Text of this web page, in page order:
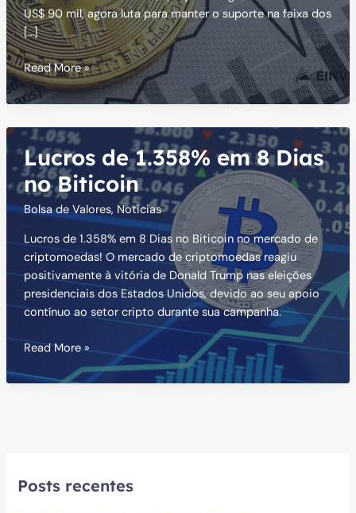
US$ 90 mil, agora luta para manter o suporte na faixa dos
[…]
Bitcoin
em
queda:
temem
nova
onda
de
vendas
Read More »
Lucros de 1.358% em 8 Dias
no Biticoin
Bolsa de Valores, Noticias
Lucros de 1.358% em 8 Dias no Biticoin no mercado de
criptomoedas! O mercado de criptomoedas reagiu
positivamente à vitória de Donald Trump nas eleições
presidenciais dos Estados Unidos, devido ao seu apoio
contínuo ao setor cripto durante sua campanha.
Lucros
1.358%
Read More »
Posts recentes